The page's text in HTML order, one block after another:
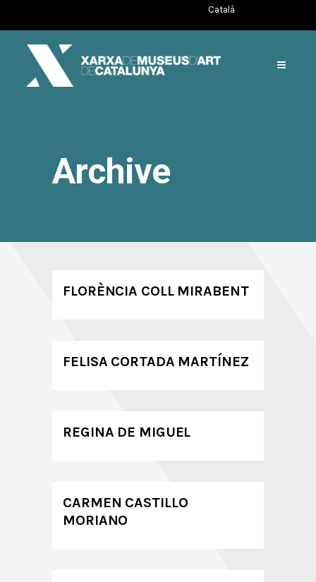
Català
Archive
FLORÈNCIA COLL MIRABENT
FELISA CORTADA MARTÍNEZ
REGINA DE MIGUEL
CARMEN CASTILLO
MORIANO